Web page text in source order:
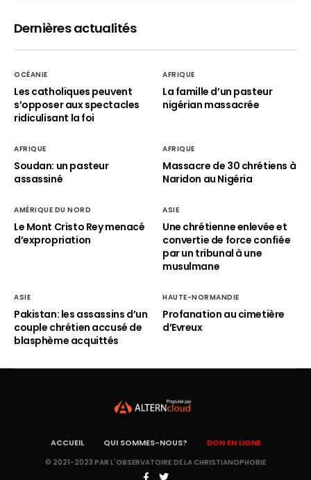
Dernières actualités
OCÉANIE
Les catholiques peuvent
s’opposer aux spectacles
ridiculisant la foi
AFRIQUE
La famille d’un pasteur
nigérian massacrée
AFRIQUE
Soudan: un pasteur
assassiné
AFRIQUE
Massacre de 30 chrétiens à
Naridon au Nigéria
AMÉRIQUE DU NORD
Le Mont Cristo Rey menacé
d’expropriation
ASIE
Une chrétienne enlevée et
convertie de force confiée
par un tribunal à une
musulmane
ASIE
Pakistan: les assassins d’un
couple chrétien accusé de
blasphème acquittés
HAUTE-NORMANDIE
Profanation au cimetière
d’Evreux
ACCUEIL QUI SOMMES-NOUS? DON EN LIGNE
© 2021-2023 PAR L'OBSERVATOIRE DE LA CHRISTIANOPHOBIE